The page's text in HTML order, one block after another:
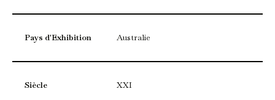
Pays d'Exhibition Australie
Siècle XXI